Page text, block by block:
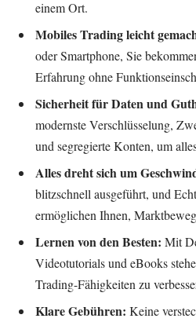
einem Ort.
Mobiles Trading leicht
oder Smartphone, Sie
Erfahrung ohne
Sicherheit für Daten und
modernste Verschlüsselung,
und segregierte Konten, um
Alles dreht sich um
blitzschnell ausgeführt, und
ermöglichen Ihnen,
Lernen von den Besten: Mit
Videotutorials und eBooks
Trading-Fähigkeiten zu
Klare Gebühren: Keine